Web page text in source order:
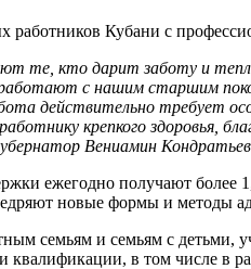
те, кто дарит заботу и
с нашим старшим
действительно требует
крепкого здоровья,
Вениамин
ежегодно получают более
новые формы и методы
семьям и семьям с
квалификации, в том числе в